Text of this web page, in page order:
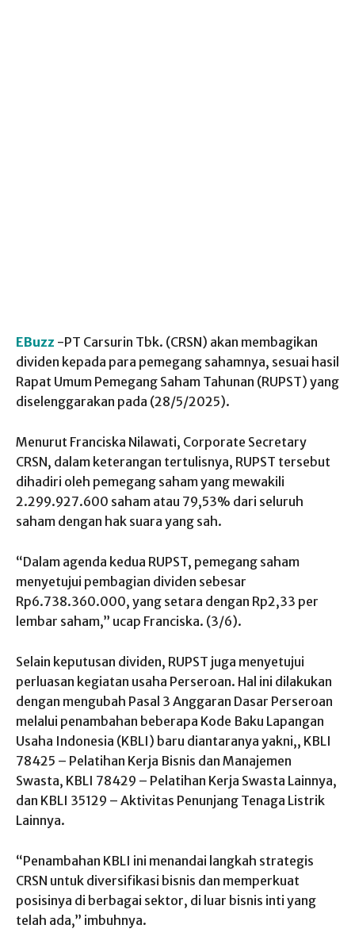
EBuzz -PT Carsurin Tbk. (CRSN) akan membagikan
dividen kepada para pemegang sahamnya, sesuai hasil
Rapat Umum Pemegang Saham Tahunan (RUPST) yang
diselenggarakan pada (28/5/2025).
Menurut Franciska Nilawati, Corporate Secretary
CRSN, dalam keterangan tertulisnya, RUPST tersebut
dihadiri oleh pemegang saham yang mewakili
2.299.927.600 saham atau 79,53% dari seluruh
saham dengan hak suara yang sah.
“Dalam agenda kedua RUPST, pemegang saham
menyetujui pembagian dividen sebesar
Rp6.738.360.000, yang setara dengan Rp2,33 per
lembar saham,” ucap Franciska. (3/6).
Selain keputusan dividen, RUPST juga menyetujui
perluasan kegiatan usaha Perseroan. Hal ini dilakukan
dengan mengubah Pasal 3 Anggaran Dasar Perseroan
melalui penambahan beberapa Kode Baku Lapangan
Usaha Indonesia (KBLI) baru diantaranya yakni,, KBLI
78425 – Pelatihan Kerja Bisnis dan Manajemen
Swasta, KBLI 78429 – Pelatihan Kerja Swasta Lainnya,
dan KBLI 35129 – Aktivitas Penunjang Tenaga Listrik
Lainnya.
“Penambahan KBLI ini menandai langkah strategis
CRSN untuk diversifikasi bisnis dan memperkuat
posisinya di berbagai sektor, di luar bisnis inti yang
telah ada,” imbuhnya.